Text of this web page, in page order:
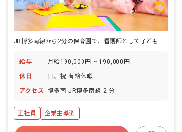
JR博多南線から2分の保育園で、看護師として子どもたちの健康を毎日守る仕事がある。
給与 月給190,000円 ~ 190,000円
休日 日、祝 有給休暇
アクセス 博多南 JR博多南線 2 分
正社員 企業主導型